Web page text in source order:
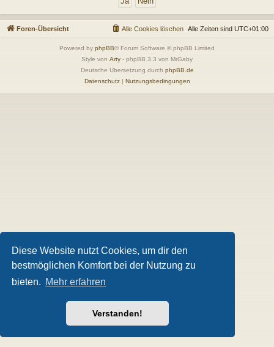
Diese Website nutzt Cookies, um dir den
bestmöglichen Komfort bei der Nutzung zu
bieten. Mehr erfahren
Verstanden!
Foren-Übersicht Alle Zeiten sind UTC+01:00
Alle Cookies löschen
Powered by phpBB® Forum Software © phpBB Limited
Style von Arty - phpBB 3.3 von MrGaby
Deutsche Übersetzung durch phpBB.de
Datenschutz| Nutzungsbedingungen